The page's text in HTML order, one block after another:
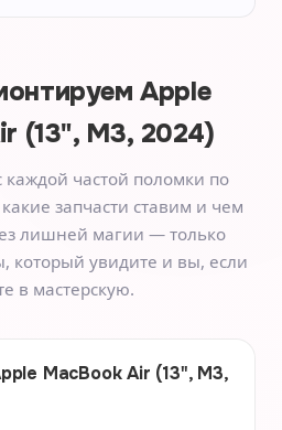
Apple
(13", M3, 2024)
каждой частой поломки по
запчасти ставим и чем
лишней магии — только
который увидите и вы, если
в мастерскую.
MacBook Air (13", M3,